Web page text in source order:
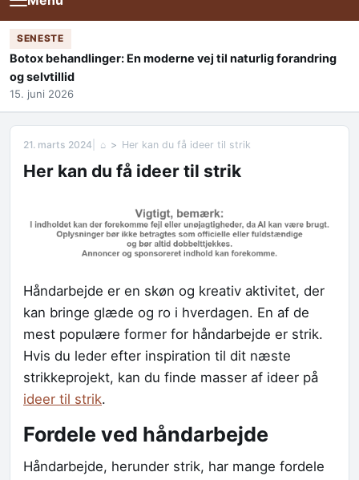
SENESTE
Botox behandlinger: En moderne vej til naturlig forandring
og selvtillid
15. juni 2026
21. marts 2024 ⌂ Her kan du få ideer til strik
Her kan du få ideer til strik
Håndarbejde er en skøn og kreativ aktivitet, der
kan bringe glæde og ro i hverdagen. En af de
mest populære former for håndarbejde er strik.
Hvis du leder efter inspiration til dit næste
strikkeprojekt, kan du finde masser af ideer på
ideer til strik.
Fordele ved håndarbejde
Håndarbejde, herunder strik, har mange fordele